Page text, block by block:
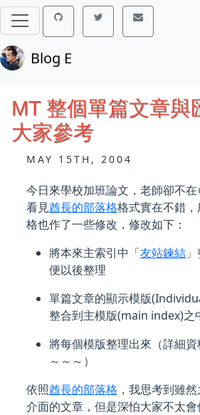
Blog E
MT 整個單篇文章與
大家參考
MAY 15TH, 2004
今日來學校加班論文，老師卻不
看見酋長的部落格格式實在不錯
格也作了一些修改，修改如下：
將本來主索引中「友站鍊結」
便以後整理
單篇文章的顯示模版
整合到主模版(main index)之
將每個模版整理出來（詳細
～～～）
依照酋長的部落格 ，我思考到雖
介面的文章，但是深怕大家不太